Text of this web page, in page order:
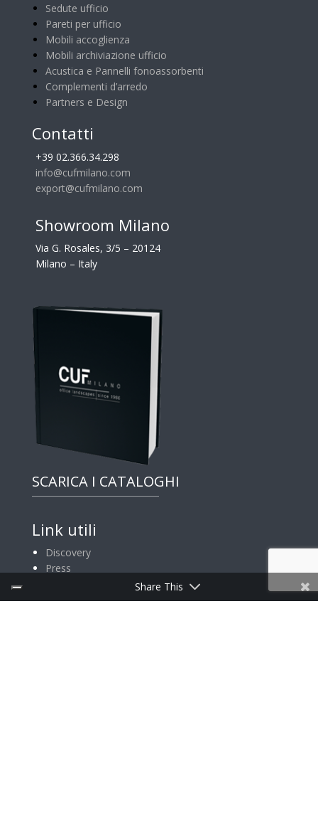
Sedute ufficio
Pareti per ufficio
Mobili accoglienza
Mobili archiviazione ufficio
Acustica e Pannelli fonoassorbenti
Complementi d’arredo
Partners e Design
Contatti
+39 02.366.34.298
info@cufmilano.com
export@cufmilano.com
Showroom Milano
Via G. Rosales, 3/5 – 20124
Milano – Italy
SCARICA I CATALOGHI
Link utili
Discovery
Press
Share This